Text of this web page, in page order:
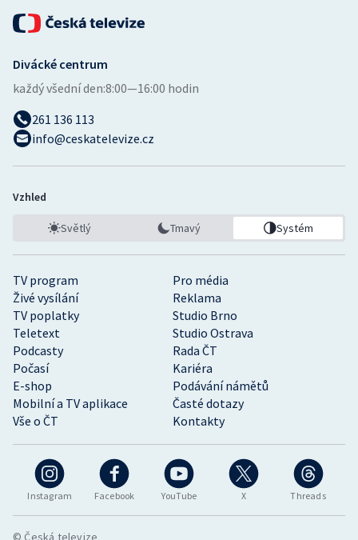
Instagram Facebook YouTube X Threads
TV program
Pro média
Živé vysílání
Reklama
TV poplatky
Studio Brno
Teletext
Studio Ostrava
Podcasty
Rada ČT
Počasí
Kariéra
E-shop
Podávání námětů
Mobilní a TV aplikace
Časté dotazy
Vše o ČT
Kontakty
Divácké centrum
každý všední den:8:00—16:00 hodin
261 136 113
info@ceskatelevize.cz
Vzhled
Světlý Tmavý Systém
© Česká televize